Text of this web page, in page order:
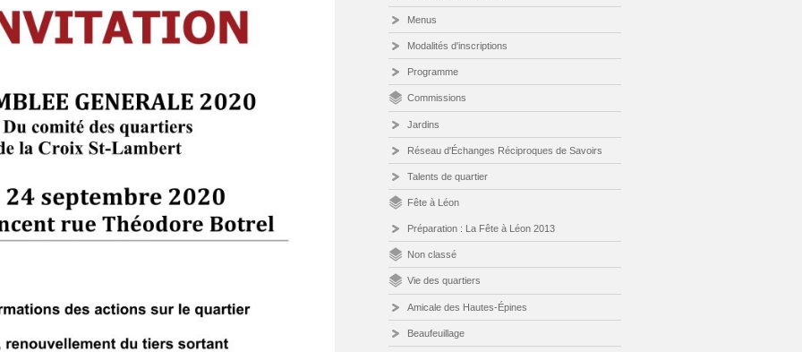
Menus
Modalités d'inscriptions
Programme
Commissions
Jardins
Réseau d'Échanges Réciproques de Savoirs
Talents de quartier
Fête à Léon
Préparation : La Fête à Léon 2013
Non classé
Vie des quartiers
Amicale des Hautes-Épines
Beaufeuillage